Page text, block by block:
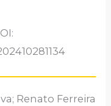
Renato Ferreira